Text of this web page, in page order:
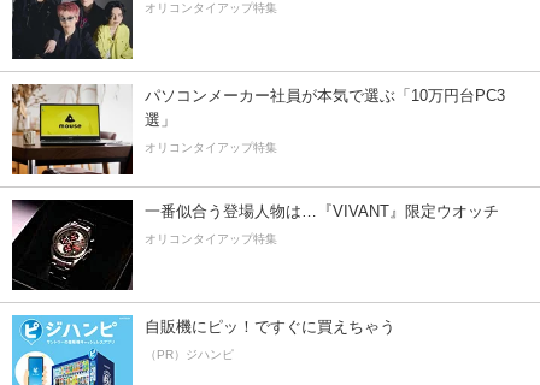
オリコンタイアップ特集
パソコンメーカー社員が本気で選ぶ「10万円台PC3
選」
オリコンタイアップ特集
一番似合う登場人物は…『VIVANT』限定ウオッチ
オリコンタイアップ特集
自販機にピッ！ですぐに買えちゃう
（PR）ジハンピ